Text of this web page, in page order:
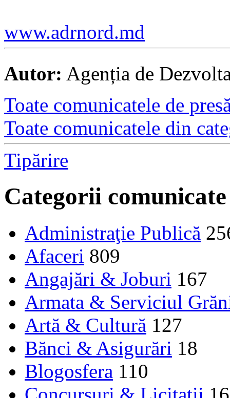
www.adrnord.md
Autor: Agenția de
Toate comunicatele de
Toate comunicatele din
Tipărire
Categorii comunicate
Administraţie Publică
Afaceri 809
Angajări & Joburi 167
Armata & Serviciul
Artă & Cultură 127
Bănci & Asigurări 18
Blogosfera 110